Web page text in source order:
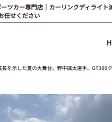
ツカー専門店｜カーリンクディライト
任せください
長を示した夏の大舞台。野中誠太選手、GT300